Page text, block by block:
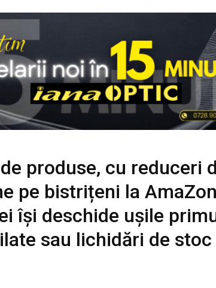
produse, cu reduceri
pe bistrițeni la
își deschide ușile
sau lichidări de